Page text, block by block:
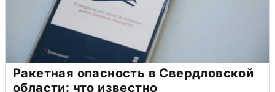
Ракетная опасность в Свердловской
области: что известно